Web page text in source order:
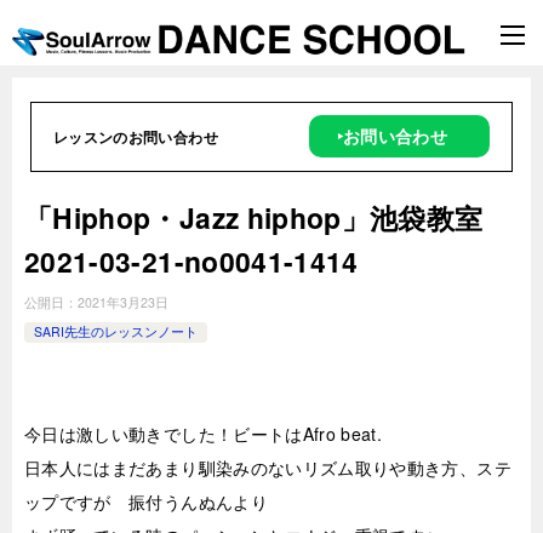
レッスンのお問い合わせ ‣お問い合わせ
「Hiphop・Jazz hiphop」池袋教室
2021-03-21-no0041-1414
公開日： 2021年3月23日
SARI先生のレッスンノート
今日は激しい動きでした！ビートはAfro beat.
日本人にはまだあまり馴染みのないリズム取りや動き方、ステ
ップですが 振付うんぬんより